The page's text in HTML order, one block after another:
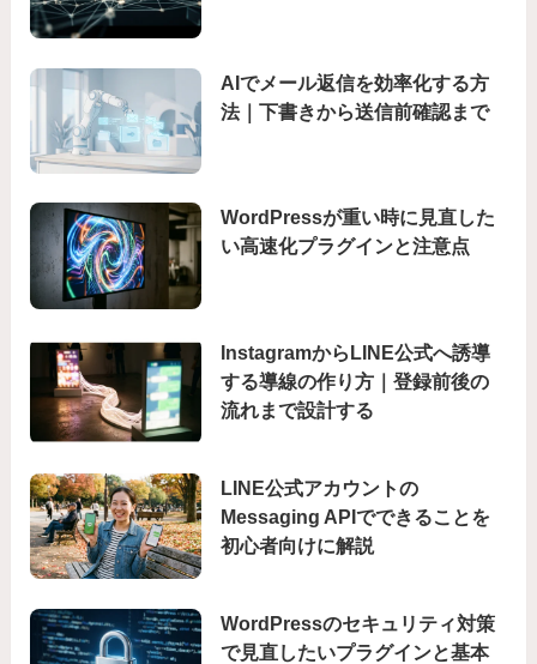
AIでメール返信を効率化する方
法｜下書きから送信前確認まで
WordPressが重い時に見直した
い高速化プラグインと注意点
InstagramからLINE公式へ誘導
する導線の作り方｜登録前後の
流れまで設計する
LINE公式アカウントの
Messaging APIでできることを
初心者向けに解説
WordPressのセキュリティ対策
で見直したいプラグインと基本